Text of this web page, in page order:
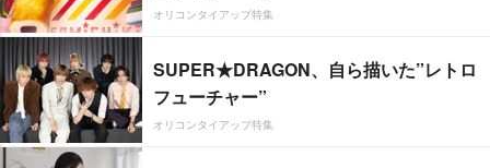
オリコンタイアップ特集
SUPER★DRAGON、自ら描いた”レトロ
フューチャー”
オリコンタイアップ特集